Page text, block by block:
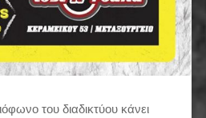
του διαδικτύου κάνει